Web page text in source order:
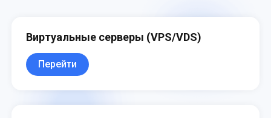
Виртуальные серверы (VPS/VDS)
Перейти